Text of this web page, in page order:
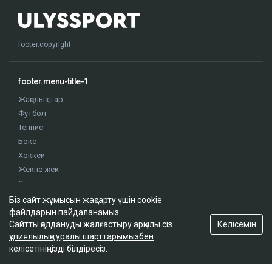
footer.copyright
footer.menu-title-1
Жаңалықтар
Футбол
Теннис
Бокс
Хоккей
Жекпе жек
Оқиғалар
Олимпиада
footer.menu-title-2
О проекте
Правила сайта
Біз сайт жұмысын жақсарту үшін cookie
файлдарын пайдаланамыз.
Сайтты қолдануды жалғастыру арқылы сіз
құпиялылық туралы шарттарымызбен
келісетініңізді білдіресіз.
Келісемін